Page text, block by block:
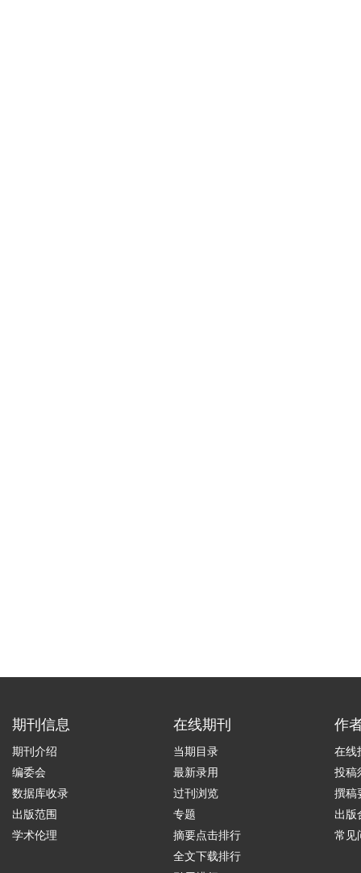
期刊信息
期刊介绍
编委会
数据库收录
出版范围
学术伦理
在线期刊
当期目录
最新录用
过刊浏览
专题
摘要点击排行
全文下载排行
作
在线
投稿
撰稿
出版
常见